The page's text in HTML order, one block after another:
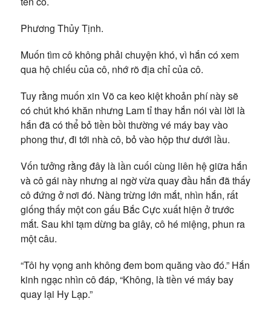
Phương Thủy Tịnh.
Muốn tìm cô không phải chuyện khó, vì hắn có xem
qua hộ chiếu của cô, nhớ rõ địa chỉ của cô.
Tuy rằng muốn xin Võ ca keo kiệt khoản phí này sẽ
có chút khó khăn nhưng Lam tỉ thay hắn nói vài lời là
hắn đã có thể bỏ tiền bồi thường vé máy bay vào
phong thư, đi tới nhà cô, bỏ vào hộp thư dưới lầu.
Vốn tưởng rằng đây là lần cuối cùng liên hệ giữa hắn
và cô gái này nhưng ai ngờ vừa quay đầu hắn đã thấy
cô đứng ở nơi đó. Nàng trừng lớn mắt, nhìn hắn, rất
giống thấy một con gấu Bắc Cực xuất hiện ở trước
mắt. Sau khi tạm dừng ba giây, cô hé miệng, phun ra
một câu.
“Tôi hy vọng anh không đem bom quăng vào đó.” Hắn
kinh ngạc nhìn cô đáp, “Không, là tiền vé máy bay
quay lại Hy Lạp.”